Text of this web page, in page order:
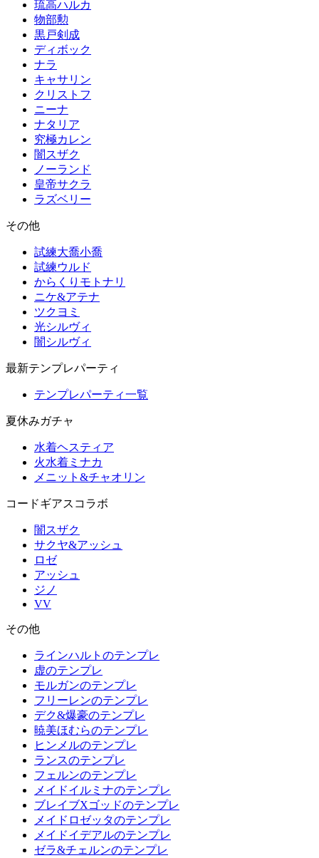
琉高ハルカ
物部勲
黒戸剣成
ディボック
ナラ
キャサリン
クリストフ
ニーナ
ナタリア
究極カレン
闇スザク
ノーランド
皇帝サクラ
ラズベリー
その他
試練大喬小喬
試練ウルド
からくりモトナリ
ニケ&アテナ
ツクヨミ
光シルヴィ
闇シルヴィ
最新テンプレパーティ
テンプレパーティ一覧
夏休みガチャ
水着ヘスティア
火水着ミナカ
メニット&チャオリン
コードギアスコラボ
闇スザク
サクヤ&アッシュ
ロゼ
アッシュ
ジノ
VV
その他
ラインハルトのテンプレ
虚のテンプレ
モルガンのテンプレ
フリーレンのテンプレ
デク&爆豪のテンプレ
暁美ほむらのテンプレ
ヒンメルのテンプレ
ランスのテンプレ
フェルンのテンプレ
メイドイルミナのテンプレ
ブレイブXゴッドのテンプレ
メイドロゼッタのテンプレ
メイドイデアルのテンプレ
ゼラ&チェルンのテンプレ